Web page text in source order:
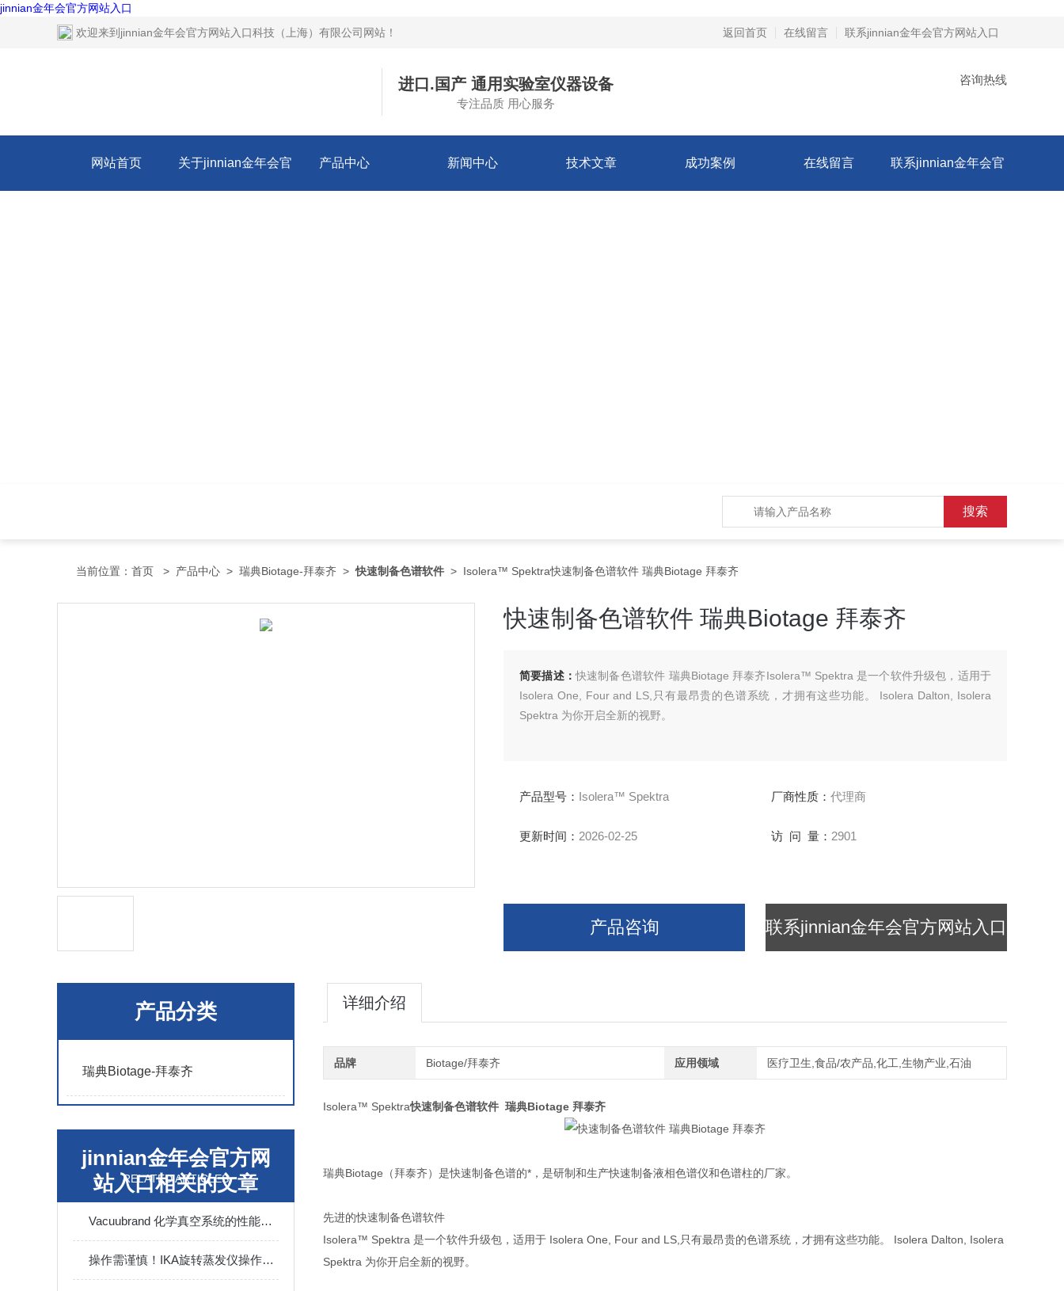
jinnian金年会官方网站入口
欢迎来到 jinnian金年会官方网站入口科技（上海）有限公司网站 ！ 返回首页 在线留言 联系jinnian金年会官方网站入口
进口.国产 通用实验室仪器设备
专注品质 用心服务
咨询热线
网站首页 关于jinnian金年会官 产品中心 新闻中心 技术文章 成功案例 在线留言 联系jinnian金年会官
当前位置： 首页 > 产品中心 > 瑞典Biotage-拜泰齐 >快速制备色谱软件 > Isolera™ Spektra快速制备色谱软件 瑞典Biotage 拜泰齐
快速制备色谱软件 瑞典Biotage 拜泰齐
简要描述：快速制备色谱软件 瑞典Biotage 拜泰齐Isolera™ Spektra 是一个软件升级包，适用于
Isolera One, Four and LS,只有最昂贵的色谱系统，才拥有这些功能。 Isolera Dalton, Isolera
Spektra 为你开启全新的视野。
产品型号： Isolera™ Spektra 厂商性质： 代理商
更新时间： 2026-02-25 访 问 量： 2901
产品咨询 联系jinnian金年会官方网站入口
产品分类
瑞典Biotage-拜泰齐
jinnian金年会官方网
站入口相关的文章
RELATED ARTICLES
Vacuubrand 化学真空系统的性能特点介绍
操作需谨慎！IKA旋转蒸发仪操作时需要注意这些
详细介绍
品牌 Biotage/拜泰齐 应用领域 医疗卫生,食品/农产品,化工,生物产业,石油
Isolera™ Spektra快速制备色谱软件 瑞典Biotage 拜泰齐
瑞典Biotage（拜泰齐）是快速制备色谱的*，是研制和生产快速制备液相色谱仪和色谱柱的厂家。
先进的快速制备色谱软件
Isolera™ Spektra 是一个软件升级包，适用于 Isolera One, Four and LS,只有最昂贵的色谱系统，才拥有这些功能。 Isolera Dalton, Isolera
Spektra 为你开启全新的视野。